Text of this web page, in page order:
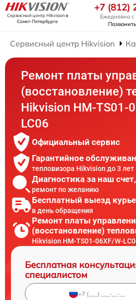
Сервисный центр Hikvisionв
Санкт-Петербурге
+7 (812)
Ежедневно
Позвонить
Сервисный центр Hikvision
Ремонт платы
(восстановление)
Hikvision HM-TS01-
LC06
Официальный сервис
Гарантийное
тепловизора Hikvision до 3 лет
Диагностика за наш счет,
ремонт по желанию
Бесплатный выезд
в день обращения
Ремонт платы
(восстановление)
Hikvision HM-TS01-06XF/W-
Бесплатная
специалистом